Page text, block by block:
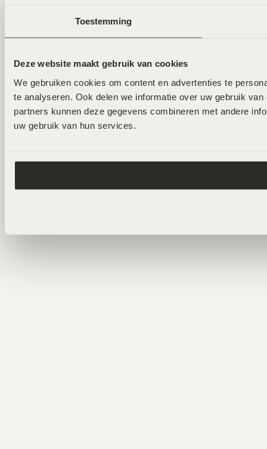
Toestemming
Deze website maakt gebruik van cookies
We gebruiken cookies om content en advertenties te
te analyseren. Ook delen we informatie over uw gebruik
partners kunnen deze gegevens combineren met andere
uw gebruik van hun services.